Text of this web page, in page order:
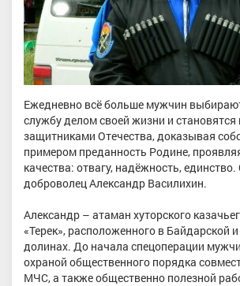
Ежедневно всё больше мужчин
службу делом своей жизни и становятся
защитниками Отечества, доказывая
примером преданность Родине,
качества: отвагу, надёжность,
доброволец Александр Василихин.
Александр – атаман хуторского
«Терек», расположенного в Байдарской
долинах. До начала спецоперации
охраной общественного порядка
МЧС, а также общественно полезной